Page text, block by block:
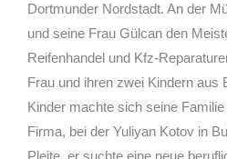
Dortmunder Nordstadt. An der
und seine Frau Gülcan den
Reifenhandel und Kfz-
Frau und ihren zwei Kindern aus
Kinder machte sich seine
Firma, bei der Yuliyan Kotov in